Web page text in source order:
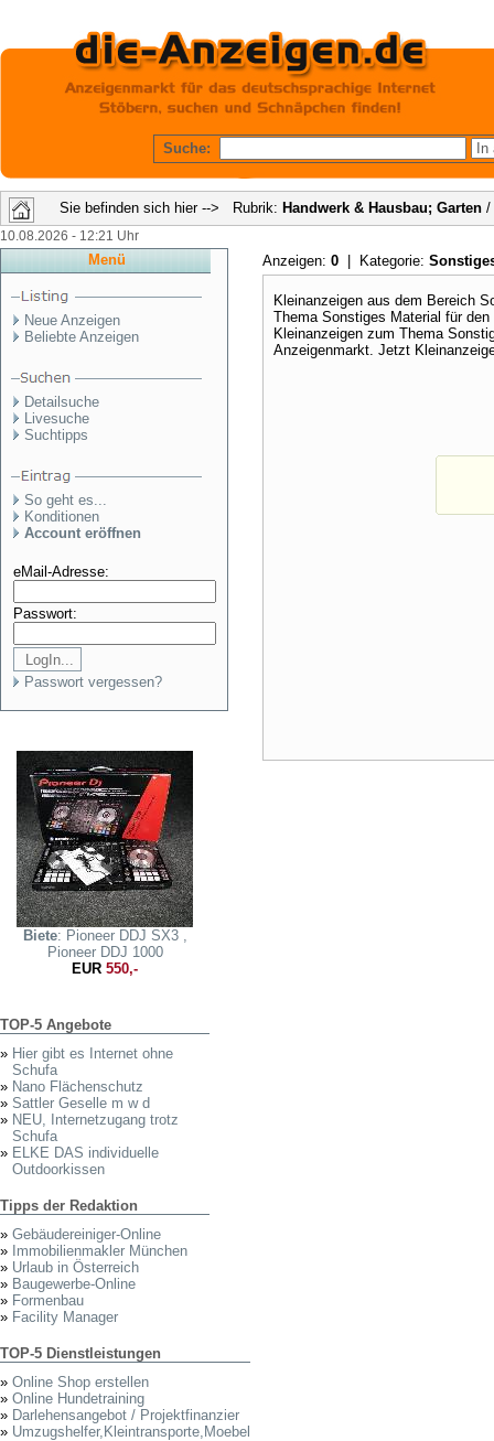
Suche:
Sie befinden sich hier --> Rubrik: Handwerk & Hausbau; Garten /
10.08.2026 - 12:21 Uhr
Menü
Neue Anzeigen
Beliebte Anzeigen
Detailsuche
Livesuche
Suchtipps
So geht es...
Konditionen
Account eröffnen
eMail-Adresse:
Passwort:
Passwort vergessen?
Biete: Pioneer DDJ SX3 ,
Pioneer DDJ 1000
EUR 550,-
TOP-5 Angebote
» Hier gibt es Internet ohne
Schufa
» Nano Flächenschutz
» Sattler Geselle m w d
» NEU, Internetzugang trotz
Schufa
» ELKE DAS individuelle
Outdoorkissen
Tipps der Redaktion
» Gebäudereiniger-Online
» Immobilienmakler München
» Urlaub in Österreich
» Baugewerbe-Online
» Formenbau
» Facility Manager
TOP-5 Dienstleistungen
» Online Shop erstellen
» Online Hundetraining
» Darlehensangebot / Projektfinanzier
» Umzugshelfer,Kleintransporte,Moebel
Anzeigen: 0 | Kategorie:
Kleinanzeigen aus dem Bereich
Thema Sonstiges Material für
Kleinanzeigen zum Thema
Anzeigenmarkt. Jetzt